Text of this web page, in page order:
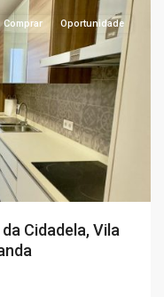
Comprar Oportunidade
Cidadela, Vila